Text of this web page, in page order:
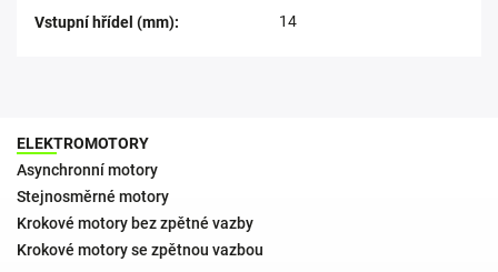
Vstupní hřídel (mm): 14
ELEKTROMOTORY
Asynchronní motory
Stejnosměrné motory
Krokové motory bez zpětné vazby
Krokové motory se zpětnou vazbou